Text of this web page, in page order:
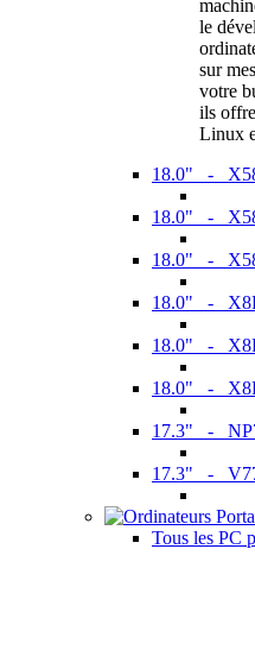
le
sur
votre
ils
Linux
18.0" -
18.0" -
18.0" -
18.0" -
18.0" -
18.0" -
17.3" -
17.3" -
Tous les PC